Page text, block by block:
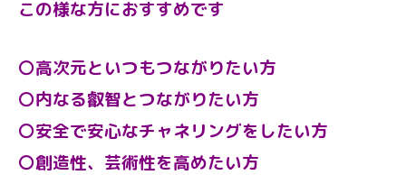
この様な方におすすめです
〇高次元といつもつながりたい方
〇内なる叡智とつながりたい方
〇安全で安心なチャネリングをしたい方
〇創造性、芸術性を高めたい方